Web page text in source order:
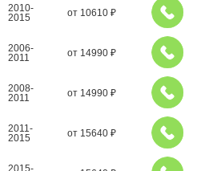
2010-
2015
от 10610 ₽
2006-
2011
от 14990 ₽
2008-
2011
от 14990 ₽
2011-
2015
от 15640 ₽
2015-